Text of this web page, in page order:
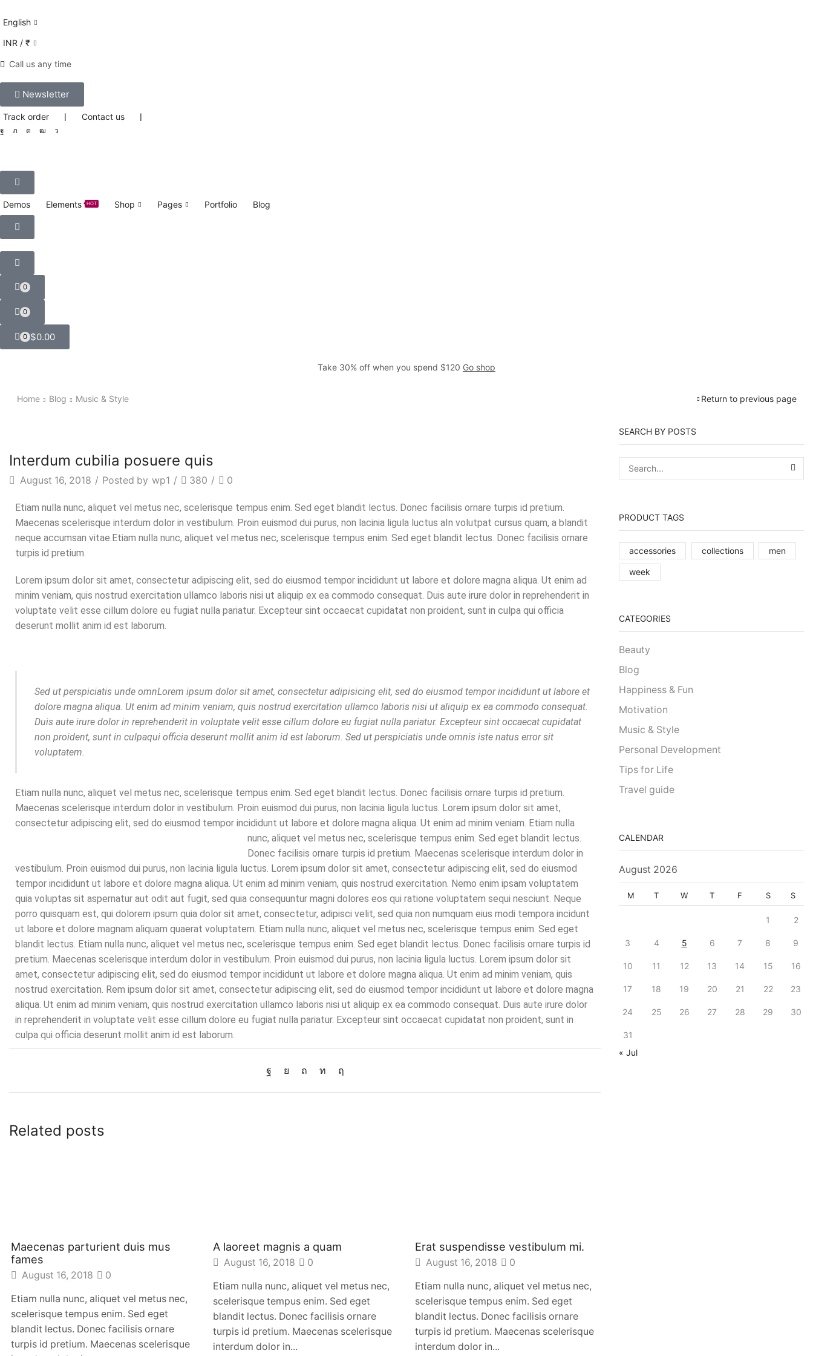
English
INR / ₹
Call us any time
Newsletter
Track order ❘ Contact us ❘
Demos Elements HOT Shop Pages Portfolio Blog
0
0
0 $0.00
Take 30% off when you spend $120 Go shop
Return to previous page
Home Blog Music & Style
Music & Style
Interdum cubilia posuere quis
August 16, 2018 / Posted by wp1 / 380 / 0
Etiam nulla nunc, aliquet vel metus nec, scelerisque tempus enim. Sed eget blandit lectus. Donec facilisis ornare turpis id pretium.
Maecenas scelerisque interdum dolor in vestibulum. Proin euismod dui purus, non lacinia ligula luctus aIn volutpat cursus quam, a blandit
neque accumsan vitae.Etiam nulla nunc, aliquet vel metus nec, scelerisque tempus enim. Sed eget blandit lectus. Donec facilisis ornare
turpis id pretium.
Lorem ipsum dolor sit amet, consectetur adipiscing elit, sed do eiusmod tempor incididunt ut labore et dolore magna aliqua. Ut enim ad
minim veniam, quis nostrud exercitation ullamco laboris nisi ut aliquip ex ea commodo consequat. Duis aute irure dolor in reprehenderit in
voluptate velit esse cillum dolore eu fugiat nulla pariatur. Excepteur sint occaecat cupidatat non proident, sunt in culpa qui officia
deserunt mollit anim id est laborum.
Sed ut perspiciatis unde omnLorem ipsum dolor sit amet, consectetur adipisicing elit, sed do eiusmod tempor incididunt ut labore et
dolore magna aliqua. Ut enim ad minim veniam, quis nostrud exercitation ullamco laboris nisi ut aliquip ex ea commodo consequat.
Duis aute irure dolor in reprehenderit in voluptate velit esse cillum dolore eu fugiat nulla pariatur. Excepteur sint occaecat cupidatat
non proident, sunt in culpaqui officia deserunt mollit anim id est laborum. Sed ut perspiciatis unde omnis iste natus error sit
voluptatem.
Etiam nulla nunc, aliquet vel metus nec, scelerisque tempus enim. Sed eget blandit lectus. Donec facilisis ornare turpis id pretium.
Maecenas scelerisque interdum dolor in vestibulum. Proin euismod dui purus, non lacinia ligula luctus. Lorem ipsum dolor sit amet,
consectetur adipiscing elit, sed do eiusmod tempor incididunt ut labore et dolore magna aliqua. Ut enim ad minim veniam. Etiam nulla
nunc, aliquet vel metus nec, scelerisque tempus enim. Sed eget blandit lectus.
Donec facilisis ornare turpis id pretium. Maecenas scelerisque interdum dolor in
vestibulum. Proin euismod dui purus, non lacinia ligula luctus. Lorem ipsum dolor sit amet, consectetur adipiscing elit, sed do eiusmod
tempor incididunt ut labore et dolore magna aliqua. Ut enim ad minim veniam, quis nostrud exercitation. Nemo enim ipsam voluptatem
quia voluptas sit aspernatur aut odit aut fugit, sed quia consequuntur magni dolores eos qui ratione voluptatem sequi nesciunt. Neque
porro quisquam est, qui dolorem ipsum quia dolor sit amet, consectetur, adipisci velit, sed quia non numquam eius modi tempora incidunt
ut labore et dolore magnam aliquam quaerat voluptatem. Etiam nulla nunc, aliquet vel metus nec, scelerisque tempus enim. Sed eget
blandit lectus. Etiam nulla nunc, aliquet vel metus nec, scelerisque tempus enim. Sed eget blandit lectus. Donec facilisis ornare turpis id
pretium. Maecenas scelerisque interdum dolor in vestibulum. Proin euismod dui purus, non lacinia ligula luctus. Lorem ipsum dolor sit
amet, consectetur adipiscing elit, sed do eiusmod tempor incididunt ut labore et dolore magna aliqua. Ut enim ad minim veniam, quis
nostrud exercitation. Rem ipsum dolor sit amet, consectetur adipiscing elit, sed do eiusmod tempor incididunt ut labore et dolore magna
aliqua. Ut enim ad minim veniam, quis nostrud exercitation ullamco laboris nisi ut aliquip ex ea commodo consequat. Duis aute irure dolor
in reprehenderit in voluptate velit esse cillum dolore eu fugiat nulla pariatur. Excepteur sint occaecat cupidatat non proident, sunt in
culpa qui officia deserunt mollit anim id est laborum.
Related posts
Maecenas parturient duis mus
fames
August 16, 2018 0
Etiam nulla nunc, aliquet vel metus nec,
scelerisque tempus enim. Sed eget
blandit lectus. Donec facilisis ornare
turpis id pretium. Maecenas scelerisque
A laoreet magnis a quam
August 16, 2018 0
Etiam nulla nunc, aliquet vel metus nec,
scelerisque tempus enim. Sed eget
blandit lectus. Donec facilisis ornare
turpis id pretium. Maecenas scelerisque
interdum dolor in...
Erat suspendisse vestibulum mi.
August 16, 2018 0
Etiam nulla nunc, aliquet vel metus nec,
scelerisque tempus enim. Sed eget
blandit lectus. Donec facilisis ornare
turpis id pretium. Maecenas scelerisque
interdum dolor in...
SEARCH BY POSTS
PRODUCT TAGS
accessories collections men
week
CATEGORIES
Beauty
Blog
Happiness & Fun
Motivation
Music & Style
Personal Development
Tips for Life
Travel guide
CALENDAR
August 2026
M T W T F S S
1 2
3 4 5 6 7 8 9
10 11 12 13 14 15 16
17 18 19 20 21 22 23
24 25 26 27 28 29 30
31
« Jul